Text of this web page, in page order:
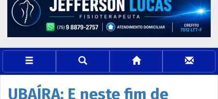
UBAÍRA: E neste fim de